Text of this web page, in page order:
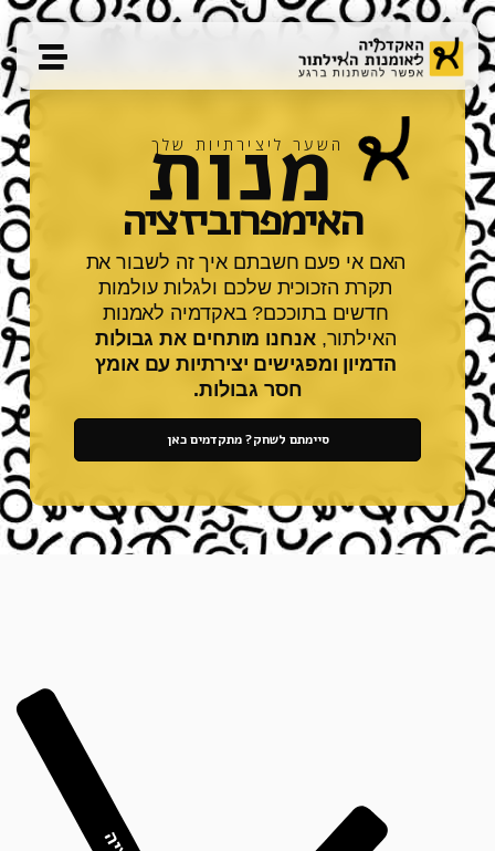
השער ליצירתיות שלך
מנות
האימפרוביזציה
האי#פרוביזציה
האימפ>וביזציה
האימפר:ביזציה
האימפרו<יזציה
ה+ימפרוביזציה
האימפרוביז~יה
האימפרוביזציה
האם אי פעם חשבתם איך זה לשבור את
תקרת הזכוכית שלכם ולגלות עולמות
חדשים בתוככם? באקדמיה לאמנות
האילתור,אנחנו מותחים את גבולות
הדמיון ומפגישים יצירתיות עם אומץ
חסר גבולות.
סיימתם לשחק? מתקדמים כאן